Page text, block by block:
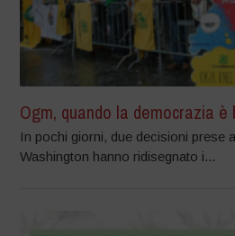
Ogm, quando la democrazia
In pochi giorni, due decisioni prese
Washington hanno ridisegnato i...